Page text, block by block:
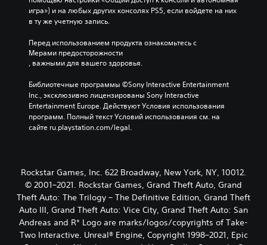
игра») и на любых других консолях PS5, если войдете на них
в ту же учетную запись.
Перед использованием продукта ознакомьтесь с
Мерами предосторожности
, важными для вашего здоровья.
Библиотечные программы ©Sony Interactive Entertainment
Inc., эксклюзивно лицензированы Sony Interactive
Entertainment Europe. Действуют Условия использования
программ. Полный текст Условий использования см. на
сайте ru.playstation.com/legal.
Rockstar Games, Inc. 622 Broadway, New York, NY, 10012.
© 2001–2021. Rockstar Games, Grand Theft Auto, Grand
Theft Auto: The Trilogy – The Definitive Edition, Grand Theft
Auto III, Grand Theft Auto: Vice City, Grand Theft Auto: San
Andreas and R* Logo are marks/logos/copyrights of Take-
Two Interactive. Unreal® Engine, Copyright 1998–2021, Epic